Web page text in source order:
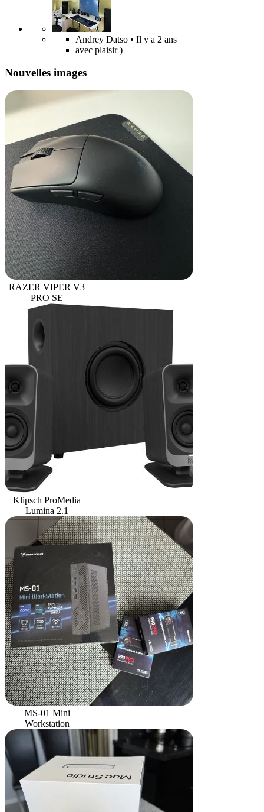
Andrey Datso • Il y a 2 ans
avec plaisir )
Nouvelles images
RAZER VIPER V3
PRO SE
Klipsch ProMedia
Lumina 2.1
MS-01 Mini
Workstation